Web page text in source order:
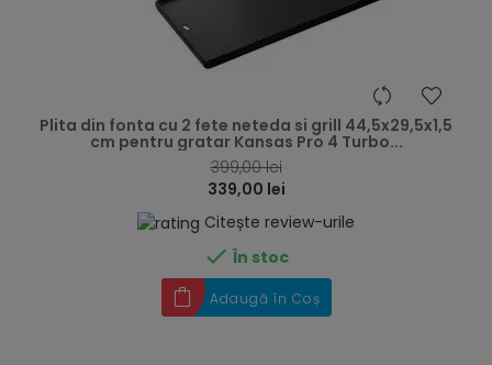
Plita din fonta cu 2 fete neteda si grill 44,5x29,5x1,5
cm pentru gratar Kansas Pro 4 Turbo...
399,00 lei
339,00 lei
Citește review-urile
 În stoc
Adaugă în Coș